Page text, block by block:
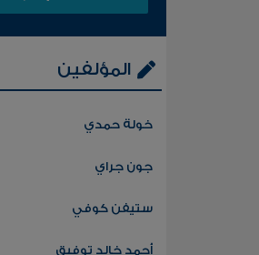
المؤلفين
خولة حمدي
جون جراي
ستيفن كوفي
أحمد خالد توفيق